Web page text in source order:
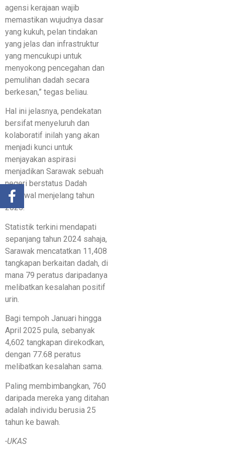
agensi kerajaan wajib
memastikan wujudnya dasar
yang kukuh, pelan tindakan
yang jelas dan infrastruktur
yang mencukupi untuk
menyokong pencegahan dan
pemulihan dadah secara
berkesan,” tegas beliau.
Hal ini jelasnya, pendekatan
bersifat menyeluruh dan
kolaboratif inilah yang akan
menjadi kunci untuk
menjayakan aspirasi
menjadikan Sarawak sebuah
negeri berstatus Dadah
Terkawal menjelang tahun
2025.
Statistik terkini mendapati
sepanjang tahun 2024 sahaja,
Sarawak mencatatkan 11,408
tangkapan berkaitan dadah, di
mana 79 peratus daripadanya
melibatkan kesalahan positif
urin.
Bagi tempoh Januari hingga
April 2025 pula, sebanyak
4,602 tangkapan direkodkan,
dengan 77.68 peratus
melibatkan kesalahan sama.
Paling membimbangkan, 760
daripada mereka yang ditahan
adalah individu berusia 25
tahun ke bawah.
-UKAS